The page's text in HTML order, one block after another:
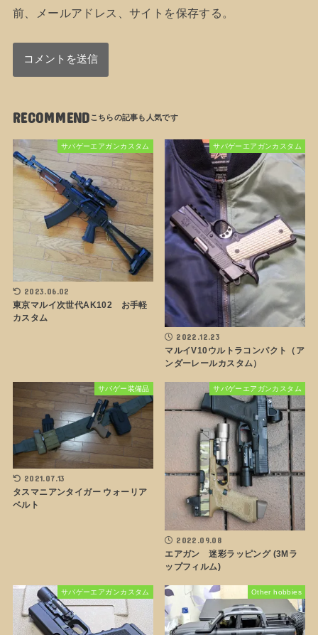
前、メールアドレス、サイトを保存する。
RECOMMEND
サバゲーエアガンカスタム
2023.06.02
東京マルイ次世代AK102 お手軽
カスタム
サバゲーエアガンカスタム
2022.12.23
マルイV10ウルトラコンパクト（ア
ンダーレールカスタム）
サバゲー装備品
2021.07.13
タスマニアンタイガー ウォーリア
ベルト
サバゲーエアガンカスタム
2022.09.08
エアガン 迷彩ラッピング (3Mラ
ップフィルム)
サバゲーエアガンカスタム Other hobbies